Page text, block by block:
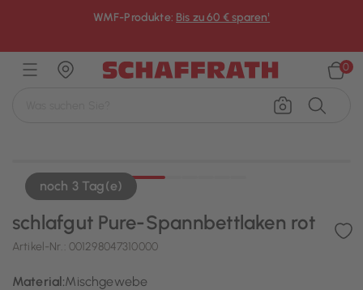
WMF-Produkte: Bis zu 60 € sparen¹
0
noch 3 Tag(e)
schlafgut Pure-Spannbettlaken rot
Artikel-Nr.: 001298047310000
Material:Mischgewebe